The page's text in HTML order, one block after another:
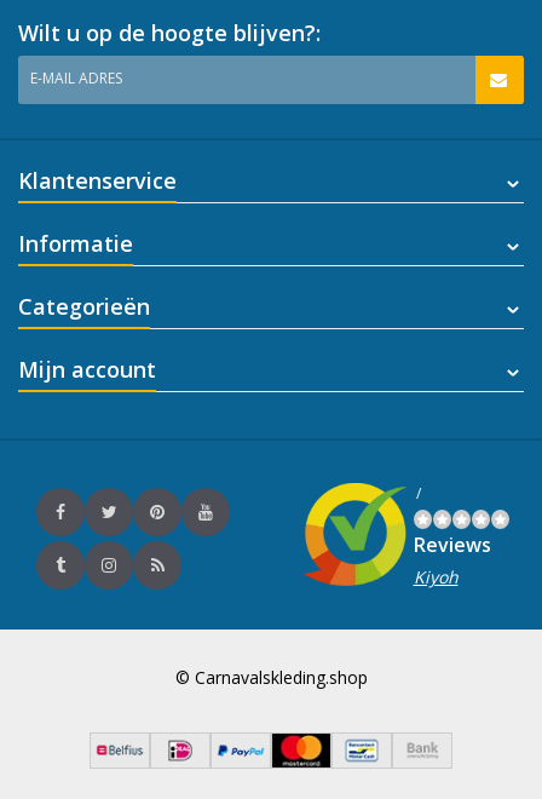
Wilt u op de hoogte blijven?:
E-MAIL ADRES
Klantenservice
Informatie
Categorieën
Mijn account
/
Reviews
Kiyoh
© Carnavalskleding.shop